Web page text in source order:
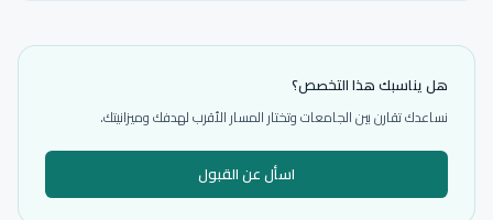
هل يناسبك هذا التخصص؟
نساعدك تقارن بين الجامعات وتختار المسار الأقرب لهدفك وميزانيتك.
اسأل عن القبول